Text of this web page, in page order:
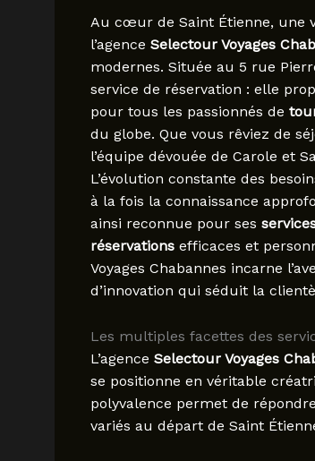
Au cœur de Saint Étienne, une
l’agence Selectour Voyages
modernes. Située au 5 rue
service de réservation : elle
pour tous les passionnés de
du globe. Que vous rêviez de
l’équipe dévouée de Carole et
L’évolution constante des
à la fois la connaissance
ainsi reconnue pour ses
réservationsefficaces et
Voyages Chabannes incarne
d’innovation qui séduit la
Les multiples facettes des
L’agence Selectour Voyages
se positionne en véritable
polyvalence permet de
variés au départ de Saint